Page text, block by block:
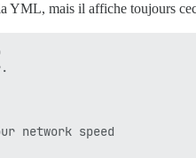
YML, mais il affiche toujours
network speed